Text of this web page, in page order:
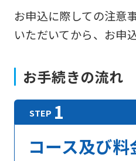
お申込に際しての注意
いただいてから、お申
お手続きの流れ
コース及び